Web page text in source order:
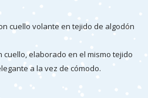
cuello volante en tejido de algodón
cuello, elaborado en el mismo tejido
a la vez de cómodo.